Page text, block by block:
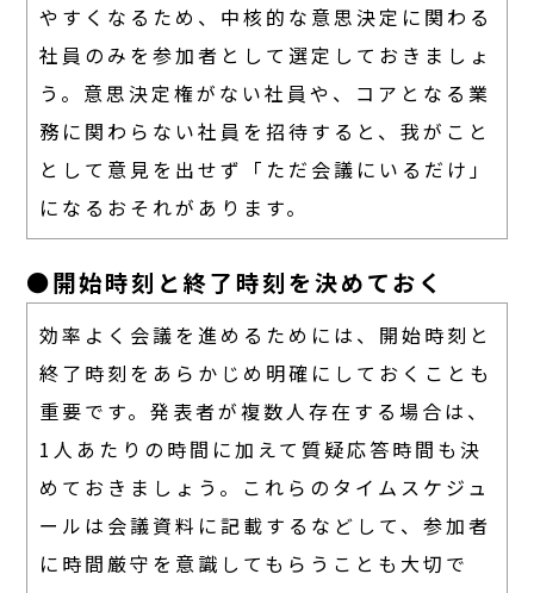
やすくなるため、中核的な意思決定に関わる
社員のみを参加者として選定しておきましょ
う。意思決定権がない社員や、コアとなる業
務に関わらない社員を招待すると、我がこと
として意見を出せず「ただ会議にいるだけ」
になるおそれがあります。
●開始時刻と終了時刻を決めておく
効率よく会議を進めるためには、開始時刻と
終了時刻をあらかじめ明確にしておくことも
重要です。発表者が複数人存在する場合は、
1人あたりの時間に加えて質疑応答時間も決
めておきましょう。これらのタイムスケジュ
ールは会議資料に記載するなどして、参加者
に時間厳守を意識してもらうことも大切で